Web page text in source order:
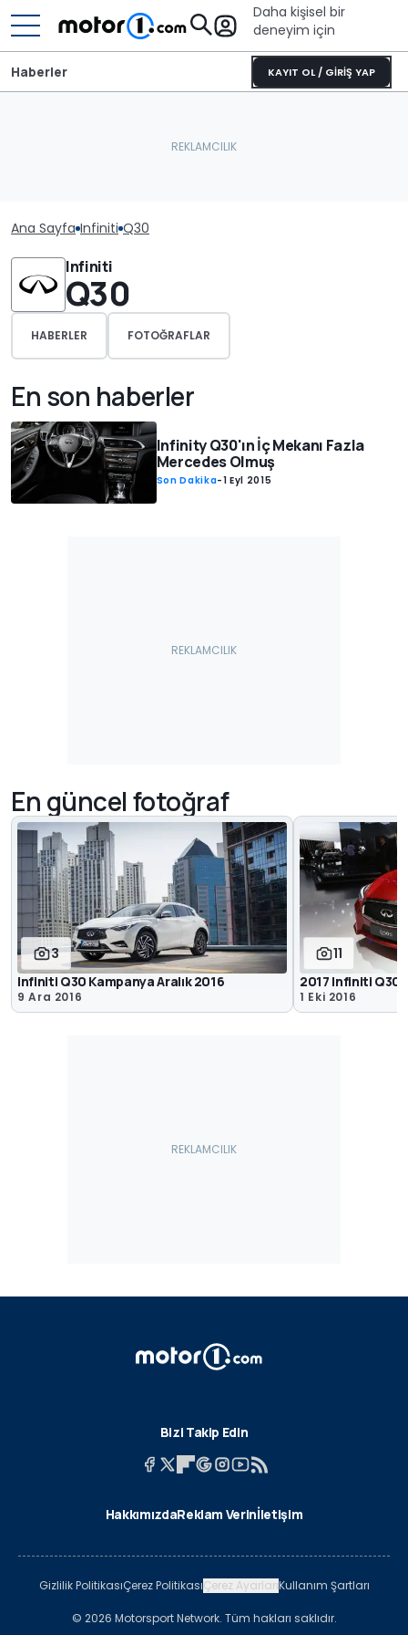
Daha kişisel bir
deneyim için
KAYIT OL / GİRİŞ YAP
Haberler
Ana Sayfa Infiniti Q30
Infiniti
Q30
HABERLER FOTOĞRAFLAR
En son haberler
Infinity Q30'ın İç Mekanı Fazla
Mercedes Olmuş
Son Dakika-1 Eyl 2015
En güncel fotoğraf
3
Infiniti Q30 Kampanya Aralık 2016
9 Ara 2016
11
2017 Infiniti
1 Eki 2016
Bizi Takip Edin
HakkımızdaReklam Verinİletişim
Gizlilik PolitikasıÇerez PolitikasıÇerez AyarlarıKullanım Şartları
© 2026 Motorsport Network. Tüm hakları saklıdır.